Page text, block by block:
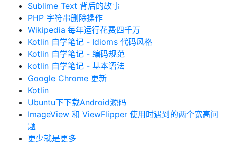
Sublime Text 背后的故事
PHP 字符串删除操作
Wikipedia 每年运行花费四千万
Kotlin 自学笔记 - Idioms 代码风格
Kotlin 自学笔记 - 编码规范
kotlin 自学笔记 - 基本语法
Google Chrome 更新
Kotlin
Ubuntu下下载Android源码
ImageView 和 ViewFlipper 使用时遇到的两个宽高问
题
更少就是更多